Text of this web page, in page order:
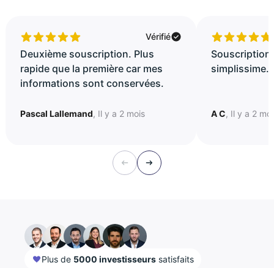
Vérifié
Deuxième souscription. Plus
rapide que la première car mes
informations sont conservées.
Pascal Lallemand, Il y a 2 mois
Souscription
A C, Il y a 2
Plus de 5000 investisseurs satisfaits